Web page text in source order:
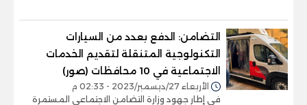
التضامن: الدفع بعدد من السيارات
التكنولوجية المتنقلة لتقديم الخدمات
الاجتماعية في 10 محافظات (صور)
الأربعاء 27/ديسمبر/2023 - 02:33 م
في إطار جهود وزارة التضامن الاجتماعي المستمرة